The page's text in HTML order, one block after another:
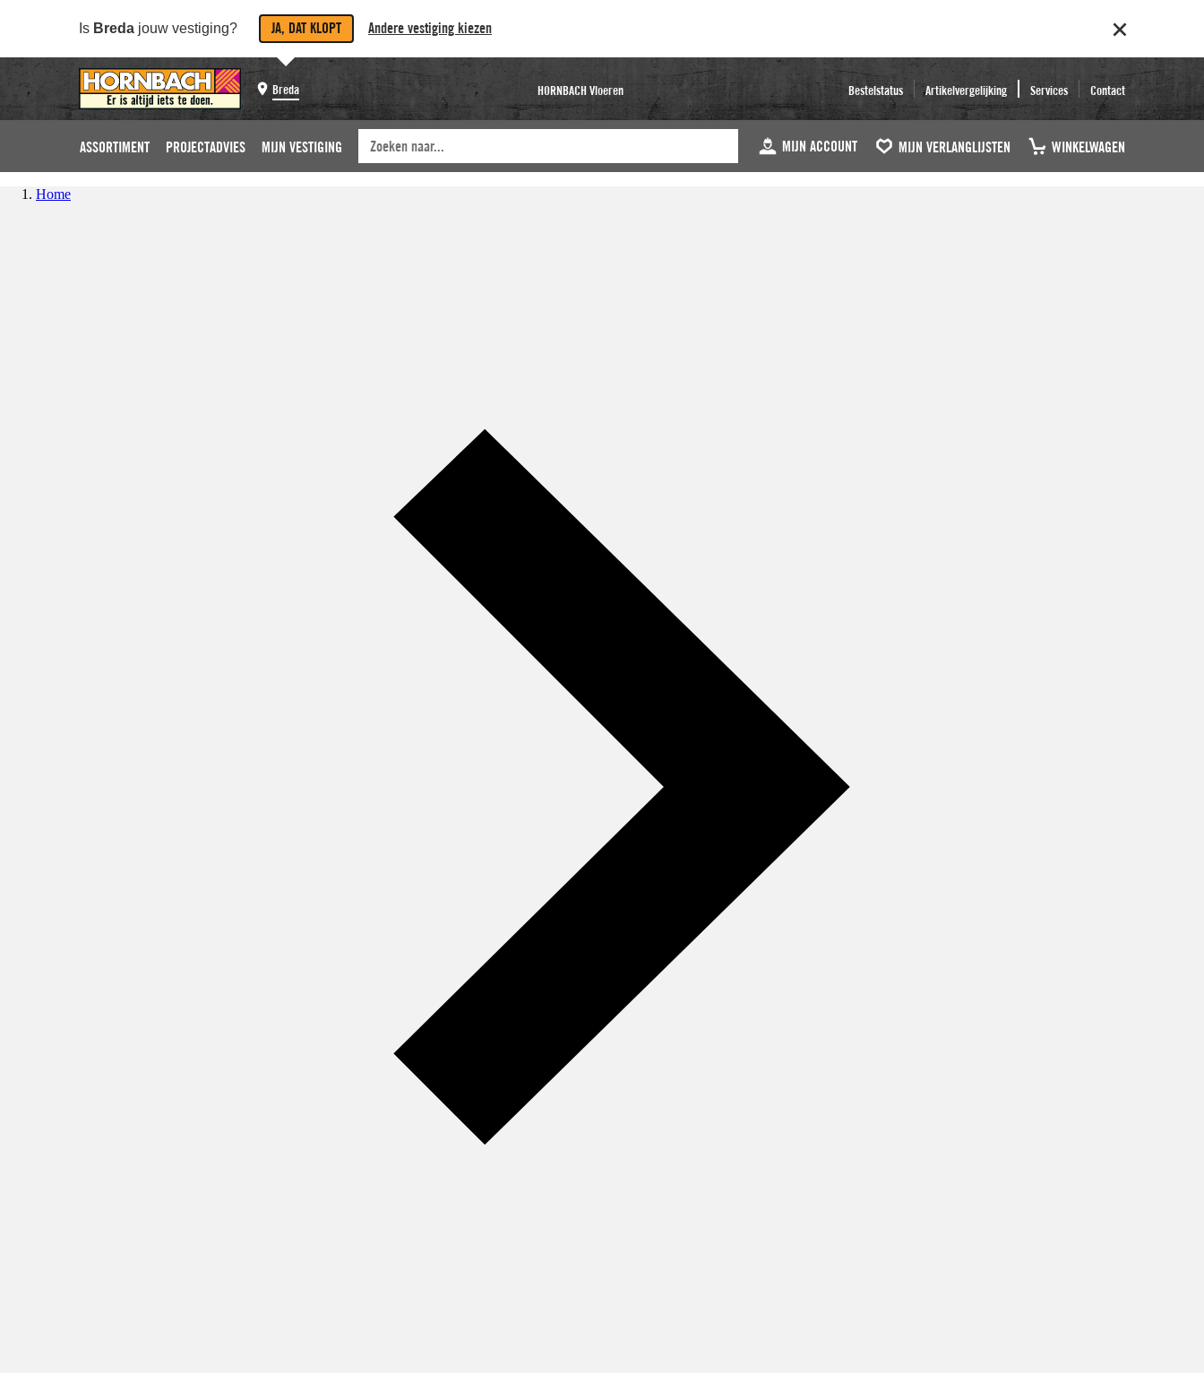
Is Breda jouw vestiging? JA, DAT KLOPT Andere vestiging kiezen
Breda HORNBACH Vloeren Bestelstatus Artikelvergelijking Services Contact
ASSORTIMENT PROJECTADVIES MIJN VESTIGING MIJN ACCOUNT MIJN VERLANGLIJSTEN WINKELWAGEN
Home